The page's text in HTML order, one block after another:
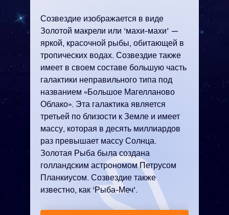
Созвездие изображается в виде
Золотой макрели или ‘махи-махи’ —
яркой, красочной рыбы, обитающей в
тропических водах. Созвездие также
имеет в своем составе большую часть
галактики неправильного типа под
названием «Большое Магелланово
Облако». Эта галактика является
третьей по близости к Земле и имеет
массу, которая в десять миллиардов
раз превышает массу Солнца.
Золотая Рыба была создана
голландским астрономом Петрусом
Планкиусом. Созвездие также
известно, как ‘Рыба-Меч’.